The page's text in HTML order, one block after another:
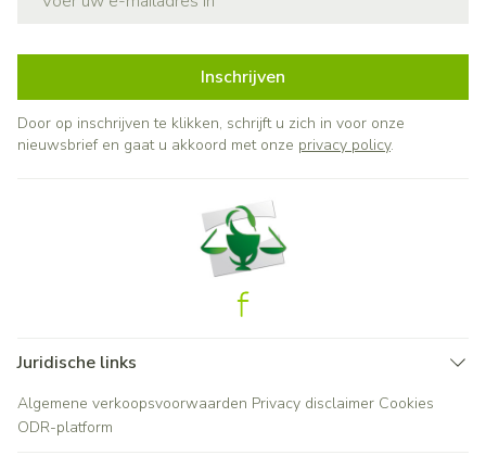
Inschrijven
Door op inschrijven te klikken, schrijft u zich in voor onze
nieuwsbrief en gaat u akkoord met onze privacy policy.
Juridische links
Algemene verkoopsvoorwaarden Privacy disclaimer Cookies
ODR-platform